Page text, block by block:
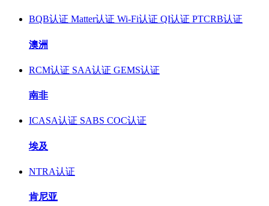
BQB认证 Matter认证 Wi-Fi认证 QI认证 PTCRB认证
澳洲
RCM认证 SAA认证 GEMS认证
南非
ICASA认证 SABS COC认证
埃及
NTRA认证
肯尼亚